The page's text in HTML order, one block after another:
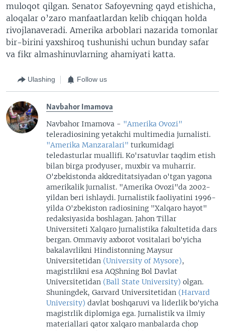
muloqot qilgan. Senator Safoyevning qayd etishicha,
aloqalar o’zaro manfaatlardan kelib chiqqan holda
rivojlanaveradi. Amerika arboblari nazarida tomonlar
bir-birini yaxshiroq tushunishi uchun bunday safar
va fikr almashinuvlarning ahamiyati katta.
Ulashing Follow us
Navbahor Imamova
Navbahor Imamova - "Amerika Ovozi"
teleradiosining yetakchi multimedia jurnalisti.
"Amerika Manzaralari" turkumidagi
teledasturlar muallifi. Ko'rsatuvlar taqdim etish
bilan birga prodyuser, muxbir va muharrir.
O'zbekistonda akkreditatsiyadan o'tgan yagona
amerikalik jurnalist. "Amerika Ovozi"da 2002-
yildan beri ishlaydi. Jurnalistik faoliyatini 1996-
yilda O'zbekiston radiosining "Xalqaro hayot"
redaksiyasida boshlagan. Jahon Tillar
Universiteti Xalqaro jurnalistika fakultetida dars
bergan. Ommaviy axborot vositalari bo'yicha
bakalavrlikni Hindistonning Maysur
Universitetidan (University of Mysore),
magistrlikni esa AQShning Bol Davlat
Universitetidan (Ball State University) olgan.
Shuningdek, Garvard Universitetidan (Harvard
University) davlat boshqaruvi va liderlik bo'yicha
magistrlik diplomiga ega. Jurnalistik va ilmiy
materiallari qator xalqaro manbalarda chop